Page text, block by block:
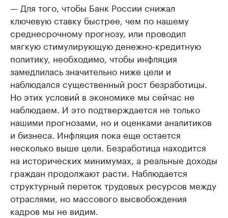
— Для того, чтобы Банк России снижал
ключевую ставку быстрее, чем по нашему
среднесрочному прогнозу, или проводил
мягкую стимулирующую денежно-кредитную
политику, необходимо, чтобы инфляция
замедлилась значительно ниже цели и
наблюдался существенный рост безработицы.
Но этих условий в экономике мы сейчас не
наблюдаем. И это подтверждается не только
нашими прогнозами, но и оценками аналитиков
и бизнеса. Инфляция пока еще остается
несколько выше цели. Безработица находится
на исторических минимумах, а реальные доходы
граждан продолжают расти. Наблюдается
структурный переток трудовых ресурсов между
отраслями, но массового высвобождения
кадров мы не видим.